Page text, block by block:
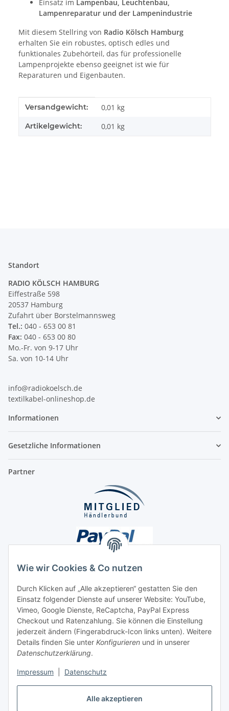
Alle akzeptieren
Wie wir Cookies & Co nutzen
Durch Klicken auf „Alle akzeptieren“ gestatten Sie den
Einsatz folgender Dienste auf unserer Website: YouTube,
Vimeo, Google Dienste, ReCaptcha, PayPal Express
Checkout und Ratenzahlung. Sie können die Einstellung
jederzeit ändern (Fingerabdruck-Icon links unten). Weitere
Details finden Sie unter Konfigurieren und in unserer
Datenschutzerklärung.
Impressum Datenschutz
Einsatz im Lampenbau, Leuchtenbau,
Lampenreparatur und der Lampenindustrie
Mit diesem Stellring von Radio Kölsch Hamburg
erhalten Sie ein robustes, optisch edles und
funktionales Zubehörteil, das für professionelle
Lampenprojekte ebenso geeignet ist wie für
Reparaturen und Eigenbauten.
Produkteigenschaft
Wert
Versandgewicht: 0,01 kg
Artikelgewicht: 0,01 kg
Standort
RADIO KÖLSCH HAMBURG
Eiffestraße 598
20537 Hamburg
Zufahrt über Borstelmannsweg
Tel.: 040 - 653 00 81
Fax: 040 - 653 00 80
Mo.-Fr. von 9-17 Uhr
Sa. von 10-14 Uhr
info@radiokoelsch.de
textilkabel-onlineshop.de
Informationen
Gesetzliche Informationen
Partner
Unsere Seiten
Social Media
Vertrag widerrufen